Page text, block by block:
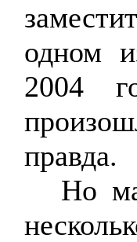
одном
2004
правда.
Но